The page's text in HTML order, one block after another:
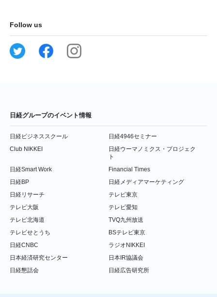
Follow us
日経グループのイベント情報
日経ビジネススクール
日経4946セミナー
Club NIKKEI
日経ウーマノミクス・プロジェク
ト
日経Smart Work
Financial Times
日経BP
日経メディアマーケティング
日経リサーチ
テレビ東京
テレビ大阪
テレビ愛知
テレビ北海道
TVQ九州放送
テレビせとうち
BSテレビ東京
日経CNBC
ラジオNIKKEI
日本経済研究センター
日本IR協議会
日経懇話会
日経広告研究所